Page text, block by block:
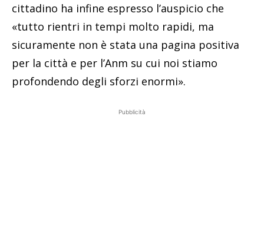
cittadino ha infine espresso l’auspicio che
«tutto rientri in tempi molto rapidi, ma
sicuramente non è stata una pagina positiva
per la città e per l’Anm su cui noi stiamo
profondendo degli sforzi enormi».
Pubblicità